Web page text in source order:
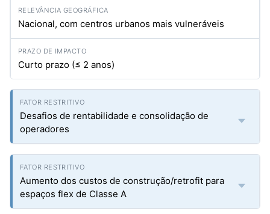
Nacional, com centros urbanos mais vulneráveis
Curto prazo (≤ 2 anos)
Desafios de rentabilidade e consolidação de
operadores
Aumento dos custos de construção/retrofit para
espaços flex de Classe A